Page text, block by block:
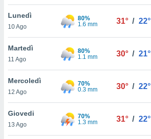
il
un
la
nella
Lunedì
10 Ago
80%
1.6 mm
31° / 22°
Martedì
11 Ago
80%
1.1 mm
30° / 21°
Mercoledì
12 Ago
70%
0.3 mm
30° / 22°
Giovedi
13 Ago
70%
1.3 mm
31° / 22°